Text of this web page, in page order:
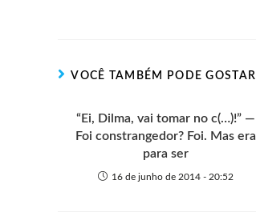
e
k
p
e
VOCÊ TAMBÉM PODE GOSTAR
“Ei, Dilma, vai tomar no c(…)!” —
Foi constrangedor? Foi. Mas era
para ser
16 de junho de 2014 - 20:52